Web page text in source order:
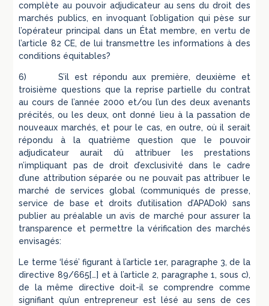
complète au pouvoir adjudicateur au sens du droit des
marchés publics, en invoquant l’obligation qui pèse sur
l’opérateur principal dans un État membre, en vertu de
l’article 82 CE, de lui transmettre les informations à des
conditions équitables?
6) S’il est répondu aux première, deuxième et
troisième questions que la reprise partielle du contrat
au cours de l’année 2000 et/ou l’un des deux avenants
précités, ou les deux, ont donné lieu à la passation de
nouveaux marchés, et pour le cas, en outre, où il serait
répondu à la quatrième question que le pouvoir
adjudicateur aurait dû attribuer les prestations
n’impliquant pas de droit d’exclusivité dans le cadre
d’une attribution séparée ou ne pouvait pas attribuer le
marché de services global (communiqués de presse,
service de base et droits d’utilisation d’APADok) sans
publier au préalable un avis de marché pour assurer la
transparence et permettre la vérification des marchés
envisagés:
Le terme ‘lésé’ figurant à l’article 1er, paragraphe 3, de la
directive 89/665[…] et à l’article 2, paragraphe 1, sous c),
de la même directive doit-il se comprendre comme
signifiant qu’un entrepreneur est lésé au sens de ces